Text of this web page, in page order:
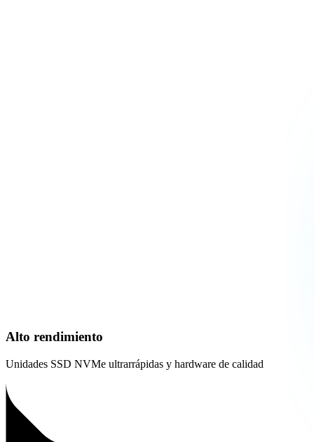
Alto rendimiento
Unidades SSD NVMe ultrarrápidas y hardware de calidad